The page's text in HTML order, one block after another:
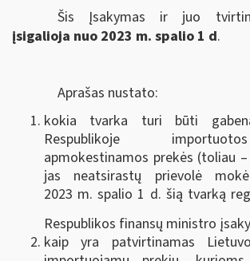
Šis Įsakymas ir juo
įsigalioja nuo 2023 m. spalio 1 d.
Aprašas nustato:
kokia tvarka turi būti
Respublikoje
apmokestinamos prekės (toliau
jas neatsirastų prievolė
2023 m. spalio 1 d. šią tvarką
Respublikos finansų ministro
kaip yra patvirtinamas